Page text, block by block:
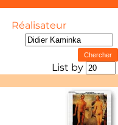
Réalisateur
List by